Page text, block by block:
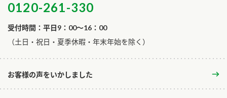
0120-261-330
受付時間：平日9：00～16：00
​（土日・祝日・夏季休暇・年末年始を除く）
お客様の声をいかしました